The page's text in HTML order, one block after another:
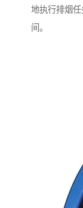
地执行排烟
间。